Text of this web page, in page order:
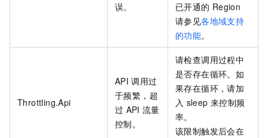
误。
已开通的 Region
请参见各地域支持
的功能。
Throttling.Api
API 调用过
于频繁，超
过 API 流量
控制。
请检查调用过程中
是否存在循环。如
果存在循环，请加
入 sleep 来控制频
率。
该限制触发后会在